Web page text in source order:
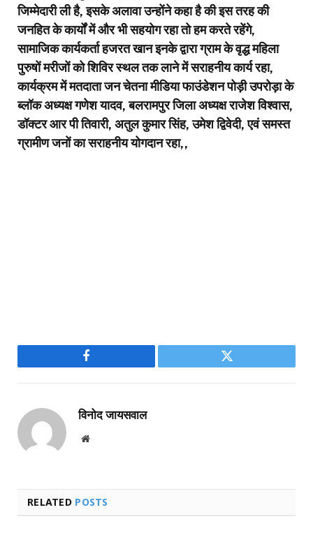
जिम्मेदारी ली है, इसके अलावा उन्होंने कहा है की इस तरह की
जनहित के कार्यों में और भी सहयोग रहा तो हम करते रहेंगे,
सामाजिक कार्यकर्ता हजरत खान इनके द्वारा ग्राम के वृद्ध महिला
पुरुषों मरीजों को शिविर स्थल तक लाने में सराहनीय कार्य रहा,
कार्यक्रम में मतदाता जन चेतना मीडिया फाउंडेशन पोड़ी उपरोड़ा के
ब्लॉक अध्यक्ष गणेश यादव, बलरामपुर जिला अध्यक्ष राजेश विश्वास,
डॉक्टर आर पी तिवारी, अतुल कुमार सिंह, उमेश द्विवेदी, एवं समस्त
ग्रामीण जनों का सराहनीय योगदान रहा,,
Facebook Twitter
विनोद जायसवाल
Website
RELATED POSTS